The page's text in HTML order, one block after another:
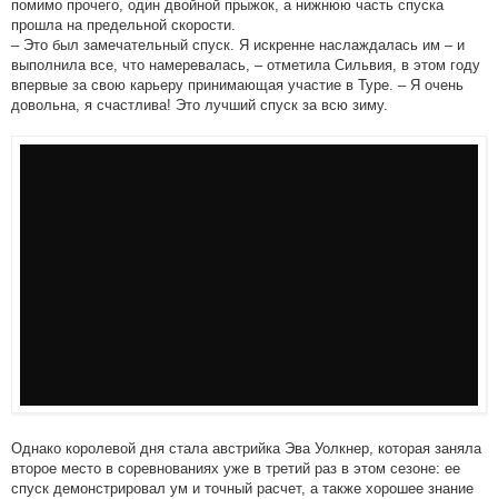
помимо прочего, один двойной прыжок, а нижнюю часть спуска
прошла на предельной скорости.
– Это был замечательный спуск. Я искренне наслаждалась им – и
выполнила все, что намеревалась, – отметила Сильвия, в этом году
впервые за свою карьеру принимающая участие в Туре. – Я очень
довольна, я счастлива! Это лучший спуск за всю зиму.
Однако королевой дня стала австрийка Эва Уолкнер, которая заняла
второе место в соревнованиях уже в третий раз в этом сезоне: ее
спуск демонстрировал ум и точный расчет, а также хорошее знание